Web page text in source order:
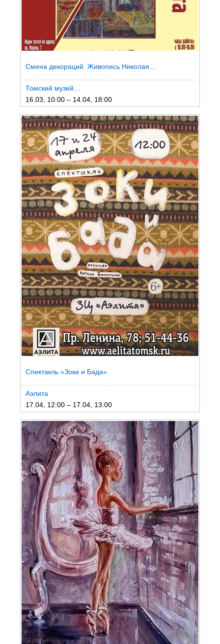
Смена декораций. Живопись Николая…
Томский музей…
16.03, 10:00 – 14.04, 18:00
Спектакль «Зоки и Бада»
Аэлита
17.04, 12:00 – 17.04, 13:00